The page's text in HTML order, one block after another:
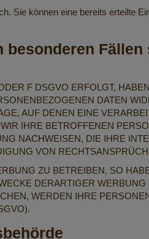
Sie können eine bereits erteilte
F DSGVO ERFOLGT,
DATEN
AUF DENEN EINE
IHRE BETROFFENEN
NACHWEISEN, DIE IHRE
VON
ZU BETREIBEN, SO
DERARTIGER
WERDEN IHRE